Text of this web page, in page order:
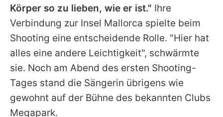
Körper so zu lieben, wie er ist." Ihre
Verbindung zur Insel Mallorca spielte beim
Shooting eine entscheidende Rolle. "Hier hat
alles eine andere Leichtigkeit", schwärmte
sie. Noch am Abend des ersten Shooting-
Tages stand die Sängerin übrigens wie
gewohnt auf der Bühne des bekannten Clubs
Megapark.